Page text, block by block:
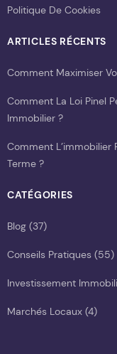
Politique De Cookies
ARTICLES RÉCENTS
Comment Maximiser
Comment La Loi Pinel
Immobilier ?
Comment L’immobilier
Terme ?
CATÉGORIES
Blog (37)
Conseils Pratiques (55)
Investissement
Marchés Locaux (4)